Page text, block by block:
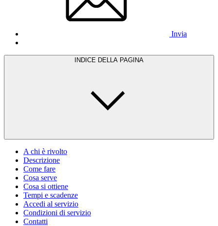
Invia
INDICE DELLA PAGINA
A chi è rivolto
Descrizione
Come fare
Cosa serve
Cosa si ottiene
Tempi e scadenze
Accedi al servizio
Condizioni di servizio
Contatti